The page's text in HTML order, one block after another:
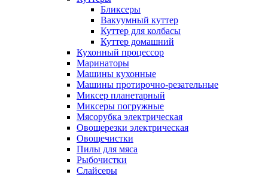
Бликсеры
Вакуумный куттер
Куттер для колбасы
Куттер домашний
Кухонный процессор
Маринаторы
Машины кухонные
Машины протирочно-резательные
Миксер планетарный
Миксеры погружные
Мясорубка электрическая
Овощерезки электрическая
Овощечистки
Пилы для мяса
Рыбочистки
Слайсеры